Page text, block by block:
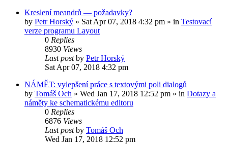
Kreslení meandrů — požadavky?
by Petr Horský » Sat Apr 07, 2018 4:32 pm » in Testovací
verze programu Layout
0 Replies
8930 Views
Last postby Petr Horský
Sat Apr 07, 2018 4:32 pm
NÁMĚT: vylepšení práce s textovými poli dialogů
by Tomáš Och » Wed Jan 17, 2018 12:52 pm » in Dotazy a
náměty ke schematickému editoru
0 Replies
6876 Views
Last postby Tomáš Och
Wed Jan 17, 2018 12:52 pm